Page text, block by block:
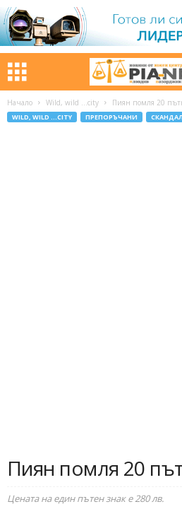
Начало Wild, wild ...city Пиян помля 20
WILD, WILD ...CITY ПРЕПОРЪЧАНИ СКАНДАЛ
Пиян помля 20
Цената на един пътен знак е 280 лв.